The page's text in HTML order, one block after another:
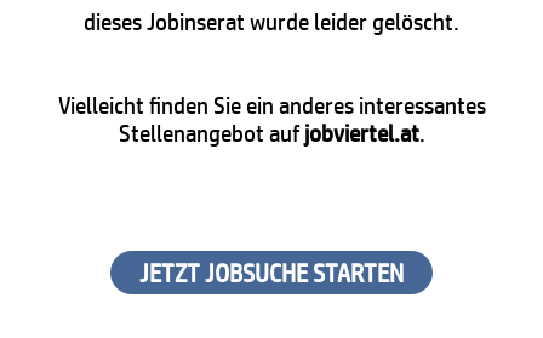
dieses Jobinserat wurde leider gelöscht.
Vielleicht finden Sie ein anderes interessantes
Stellenangebot aufjobviertel.at.
JETZT JOBSUCHE STARTEN